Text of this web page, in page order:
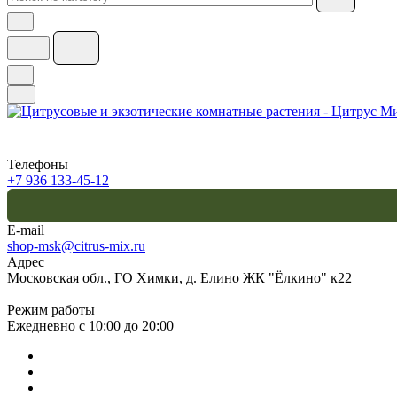
Телефоны
+7 936 133-45-12
E-mail
shop-msk@citrus-mix.ru
Адрес
Московская обл., ГО Химки, д. Елино ЖК "Ёлкино" к22
Режим работы
Ежедневно с 10:00 до 20:00